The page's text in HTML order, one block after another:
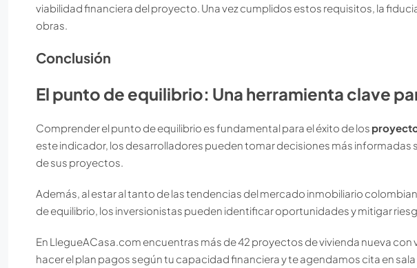
viabilidad financiera del proyecto. Una vez cumplidos estos requisitos, la
obras.
Conclusión
El punto de equilibrio: Una herramienta clave
Comprender el punto de equilibrio es fundamental para el éxito de los
este indicador, los desarrolladores pueden tomar decisiones más informadas
de sus proyectos.
Además, al estar al tanto de las tendencias del mercado inmobiliario
de equilibrio, los inversionistas pueden identificar oportunidades y mitigar
En LlegueACasa.com encuentras más de 42 proyectos de vivienda nueva
hacer el plan pagos según tu capacidad financiera y te agendamos cita en